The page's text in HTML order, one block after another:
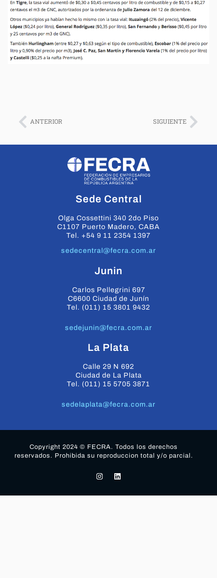
ANTERIOR SIGUIENTE
Sede Central
Olga Cossettini 340 2do Piso
C1107 Puerto Madero, CABA
Tel. +54 9 11 2354 1397
sedecentral@fecra.com.ar
Junin
Carlos Pellegrini 697
C6600 Ciudad de Junín
Tel. (011) 15 3801 9432
sedejunin@fecra.com.ar
La Plata
Calle 29 N 692
Ciudad de La Plata
Tel. (011) 15 5705 3871
sedelaplata@fecra.com.ar
Copyright 2024 © FECRA. Todos los derechos
reservados. Prohibida su reproduccion total y/o parcial.